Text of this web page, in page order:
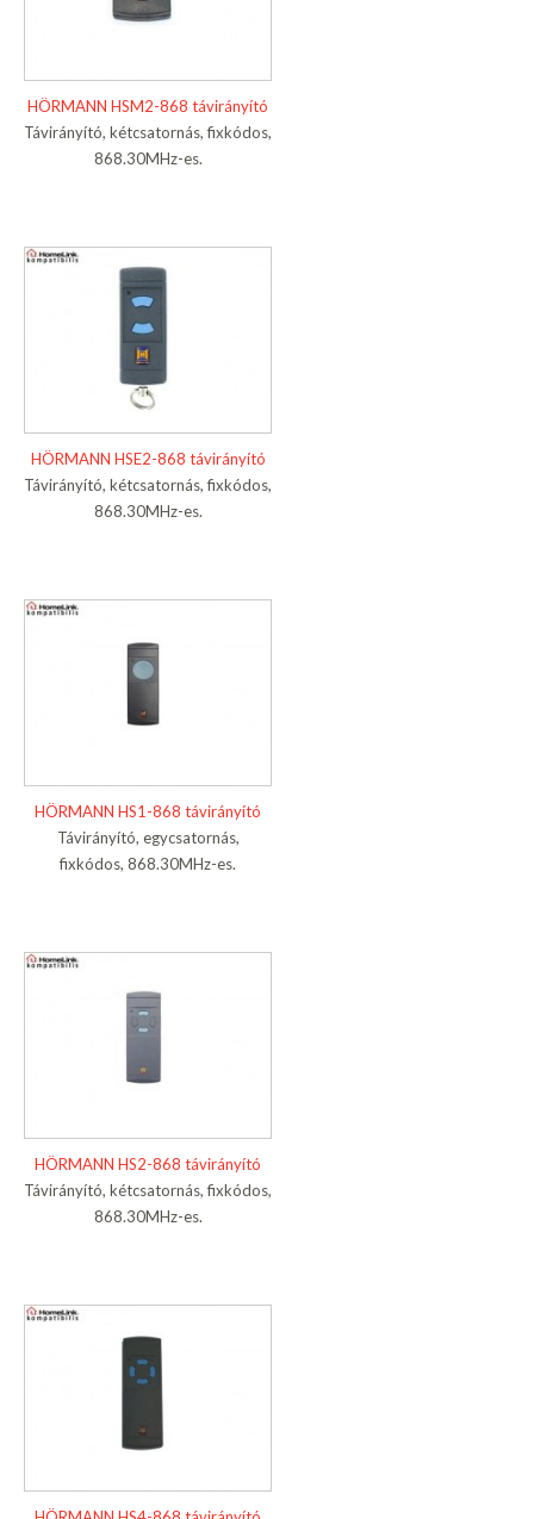
HÖRMANN HSM2-868 távirányító
Távirányító, kétcsatornás, fixkódos,
868.30MHz-es.
HÖRMANN HSE2-868 távirányító
Távirányító, kétcsatornás, fixkódos,
868.30MHz-es.
HÖRMANN HS1-868 távirányító
Távirányító, egycsatornás,
fixkódos, 868.30MHz-es.
HÖRMANN HS2-868 távirányító
Távirányító, kétcsatornás, fixkódos,
868.30MHz-es.